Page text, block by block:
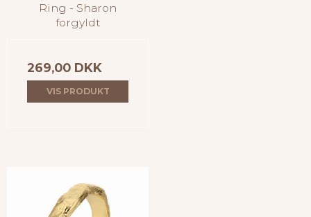
Ring - Sharon
forgyldt
269,00 DKK
VIS PRODUKT